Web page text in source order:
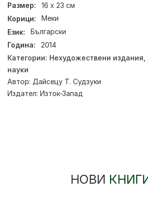
Размер:
16 х 23 см
Корици:
Меки
Език:
Български
Година:
2014
Категории: Нехудожествени издания
науки
Автор: Дайсецу Т. Судзуки
Издател: Изток-Запад
НОВИ